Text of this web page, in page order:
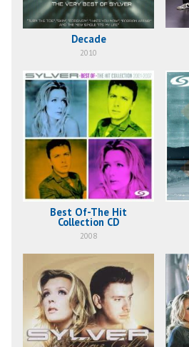
Decade
2010
Best Of-The Hit
Collection CD
2008